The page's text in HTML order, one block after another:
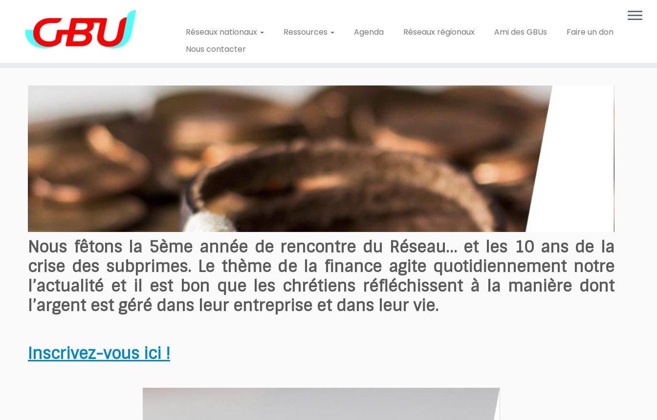
content
Réseaux nationaux Ressources Agenda Réseaux régionaux Ami des GBUs
Faire un don
Nous contacter
Nous fêtons la 5ème année de rencontre du Réseau… et les 10 ans de la
crise des subprimes. Le thème de la finance agite quotidiennement notre
l’actualité et il est bon que les chrétiens réfléchissent à la manière dont
l’argent est géré dans leur entreprise et dans leur vie.
Inscrivez-vous ici !